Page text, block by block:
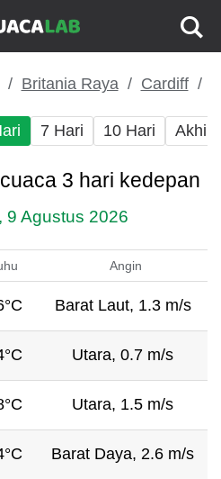
Britania Raya Cardiff
7 Hari 10 Hari Akhir
3 hari kedepan
9 Agustus 2026
Angin
Barat Laut, 1.3 m/s
Utara, 0.7 m/s
Utara, 1.5 m/s
Barat Daya, 2.6 m/s